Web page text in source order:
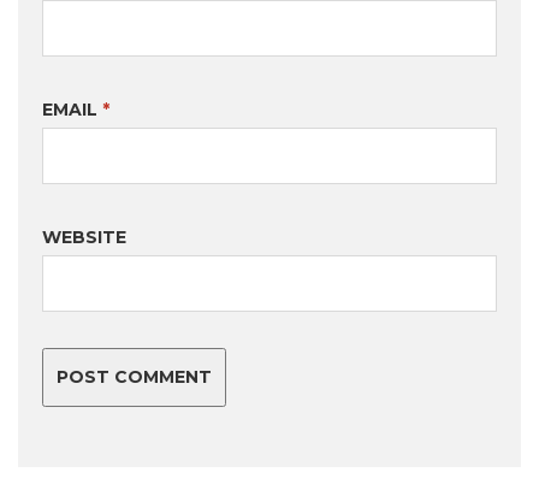
EMAIL *
WEBSITE